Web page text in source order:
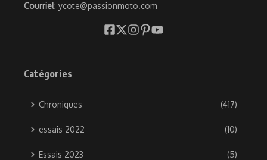
Courriel: ycote@passionmoto.com
Catégories
Chroniques (417)
essais 2022 (10)
Essais 2023 (5)